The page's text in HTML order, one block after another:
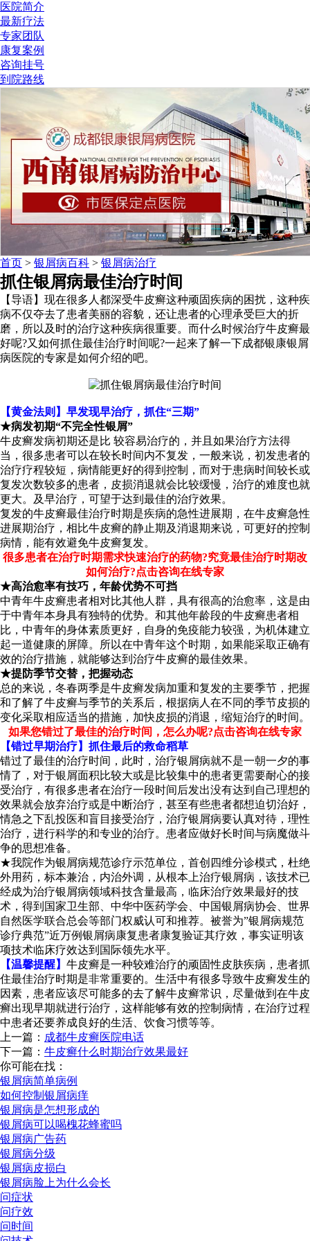
医院简介
最新疗法
专家团队
康复案例
咨询挂号
到院路线
首页 > 银屑病百科 > 银屑病治疗
抓住银屑病最佳治疗时间
【导语】现在很多人都深受牛皮癣这种顽固疾病的困扰，这种疾
病不仅夺去了患者美丽的容貌，还让患者的心理承受巨大的折
磨，所以及时的治疗这种疾病很重要。而什么时候治疗牛皮癣最
好呢?又如何抓住最佳治疗时间呢?一起来了解一下成都银康银屑
病医院的专家是如何介绍的吧。
【黄金法则】早发现早治疗，抓住“三期”
★病发初期“不完全性银屑”
牛皮癣发病初期还是比 较容易治疗的，并且如果治疗方法得
当，很多患者可以在较长时间内不复发，一般来说，初发患者的
治疗疗程较短，病情能更好的得到控制，而对于患病时间较长或
复发次数较多的患者，皮损消退就会比较缓慢，治疗的难度也就
更大。及早治疗，可望于达到最佳的治疗效果。
复发的牛皮癣最佳治疗时期是疾病的急性进展期，在牛皮癣急性
进展期治疗，相比牛皮癣的静止期及消退期来说，可更好的控制
病情，能有效避免牛皮癣复发。
很多患者在治疗时期需求快速治疗的药物?究竟最佳治疗时期改
如何治疗?点击咨询在线专家
★高治愈率有技巧，年龄优势不可挡
中青年牛皮癣患者相对比其他人群，具有很高的治愈率，这是由
于中青年本身具有独特的优势。和其他年龄段的牛皮癣患者相
比，中青年的身体素质更好，自身的免疫能力较强，为机体建立
起一道健康的屏障。所以在中青年这个时期，如果能采取正确有
效的治疗措施，就能够达到治疗牛皮癣的最佳效果。
★提防季节交替，把握动态
总的来说，冬春两季是牛皮癣发病加重和复发的主要季节，把握
和了解了牛皮癣与季节的关系后，根据病人在不同的季节皮损的
变化采取相应适当的措施，加快皮损的消退，缩短治疗的时间。
如果您错过了最佳的治疗时间，怎么办呢?点击咨询在线专家
【错过早期治疗】抓住最后的救命稻草
错过了最佳的治疗时间，此时，治疗银屑病就不是一朝一夕的事
情了，对于银屑面积比较大或是比较集中的患者更需要耐心的接
受治疗，有很多患者在治疗一段时间后发出没有达到自己理想的
效果就会放弃治疗或是中断治疗，甚至有些患者都想迫切治好，
情急之下乱投医和盲目接受治疗，治疗银屑病要认真对待，理性
治疗，进行科学的和专业的治疗。患者应做好长时间与病魔做斗
争的思想准备。
★我院作为银屑病规范诊疗示范单位，首创四维分诊模式，杜绝
外用药，标本兼治，内治外调，从根本上治疗银屑病，该技术已
经成为治疗银屑病领域科技含量最高，临床治疗效果最好的技
术，得到国家卫生部、中华中医药学会、中国银屑病协会、世界
自然医学联合总会等部门权威认可和推荐。被誉为”银屑病规范
诊疗典范”近万例银屑病康复患者康复验证其疗效，事实证明该
项技术临床疗效达到国际领先水平。
【温馨提醒】 牛皮癣是一种较难治疗的顽固性皮肤疾病，患者抓
住最佳治疗时期是非常重要的。生活中有很多导致牛皮癣发生的
因素，患者应该尽可能多的去了解牛皮癣常识，尽量做到在牛皮
癣出现早期就进行治疗，这样能够有效的控制病情，在治疗过程
中患者还要养成良好的生活、饮食习惯等等。
上一篇： 成都牛皮癣医院电话
下一篇： 牛皮癣什么时期治疗效果最好
你可能在找：
银屑病简单病例
如何控制银屑病痒
银屑病是怎想形成的
银屑病可以喝槐花蜂蜜吗
银屑病广告药
银屑病分级
银屑病皮损白
银屑病脸上为什么会长
问症状
问疗效
问时间